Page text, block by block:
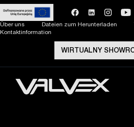
Über uns Dateien zum Herunterladen
Kontaktinformation
WIRTUALNY